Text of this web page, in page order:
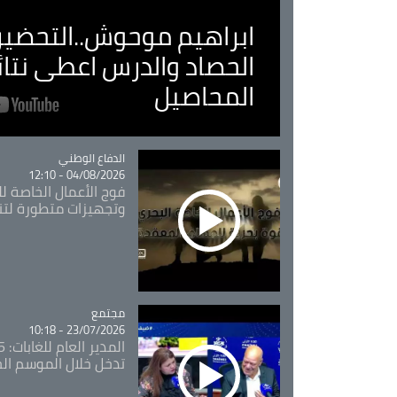
ابراهيم
الحصاد والدرس اعطى
المحاصيل
Catégorie
الدفاع الوطني
04/08/2026 - 12:10
فوج الأعمال الخاصة
وتجهيزات متطورة
Catégorie
مجتمع
23/07/2026 - 10:18
تدخل خلال الموسم